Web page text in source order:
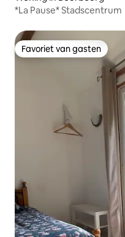
*La Pause* Stadscentrum
Favoriet van gasten
Favoriet van gasten